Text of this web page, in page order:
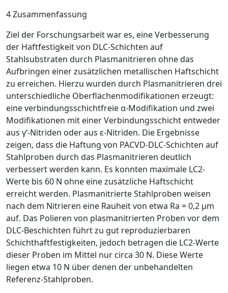
4 Zusammenfassung
Ziel der Forschungsarbeit war es, eine Verbesserung
der Haftfestigkeit von DLC-Schichten auf
Stahlsubstraten durch Plasmanitrieren ohne das
Aufbringen einer zusätzlichen metallischen Haftschicht
zu erreichen. Hierzu wurden durch Plasmanitrieren drei
unterschiedliche Oberflächenmodifikationen erzeugt:
eine verbindungsschichtfreieα-Modifikation und zwei
Modifikationen mit einer Verbindungsschicht entweder
aus γ‘-Nitriden oder aus ε-Nitriden. Die Ergebnisse
zeigen, dass die Haftung von PACVD-DLC-Schichten auf
Stahlproben durch das Plasmanitrieren deutlich
verbessert werden kann. Es konnten maximale LC2-
Werte bis 60 N ohne eine zusätzliche Haftschicht
erreicht werden. Plasmanitrierte Stahlproben weisen
nach dem Nitrieren eine Rauheit von etwa Ra = 0,2 µm
auf. Das Polieren von plasmanitrierten Proben vor dem
DLC-Beschichten führt zu gut reproduzierbaren
Schichthaftfestigkeiten, jedoch betragen die LC2-Werte
dieser Proben im Mittel nur circa 30 N. Diese Werte
liegen etwa 10 N über denen der unbehandelten
Referenz-Stahlproben.